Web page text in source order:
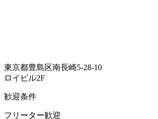
東京都豊島区南長崎5-28-10
ロイビル2F
歓迎条件
フリーター歓迎